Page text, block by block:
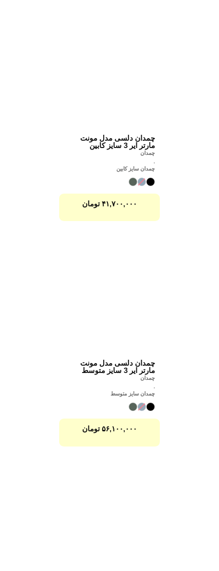
چمدان دلسی مدل مونت
مارتر ایر 3 سایز کابین
چمدان
چمدان سایز کابین
۴۱,۷۰۰,۰۰۰ تومان
چمدان دلسی مدل مونت
مارتر ایر 3 سایز متوسط
چمدان
چمدان سایز متوسط
۵۶,۱۰۰,۰۰۰ تومان